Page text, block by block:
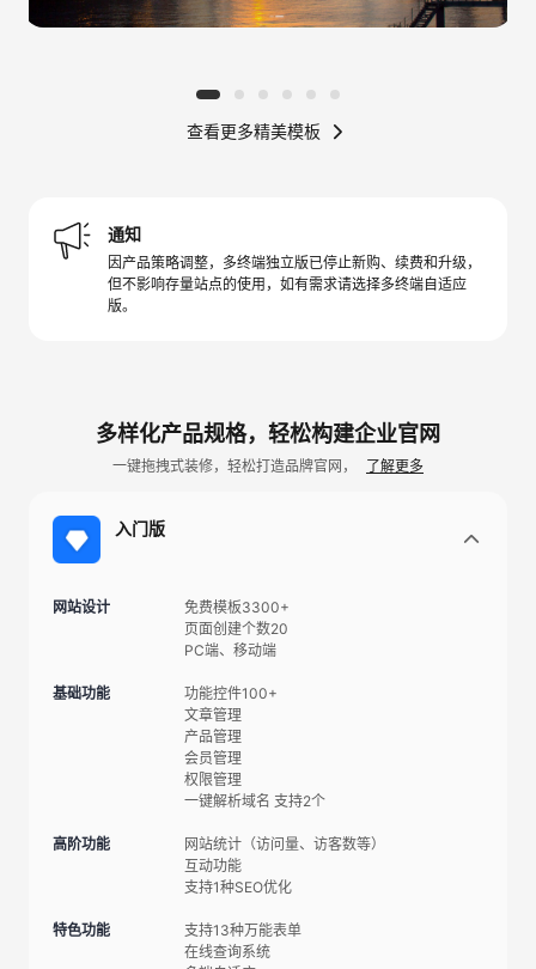
查看更多精美模板
通知
因产品策略调整，多终端独立版已停止新购、续费和升级，
但不影响存量站点的使用，如有需求请选择多终端自适应
版。
多样化产品规格，轻松构建企业官网
一键拖拽式装修，轻松打造品牌官网， 了解更多
入门版
网站设计
免费模板3300+
页面创建个数20
PC端、移动端
基础功能
功能控件100+
文章管理
产品管理
会员管理
权限管理
一键解析域名 支持2个
高阶功能
网站统计（访问量、访客数等）
互动功能
支持1种SEO优化
特色功能
支持13种万能表单
在线查询系统